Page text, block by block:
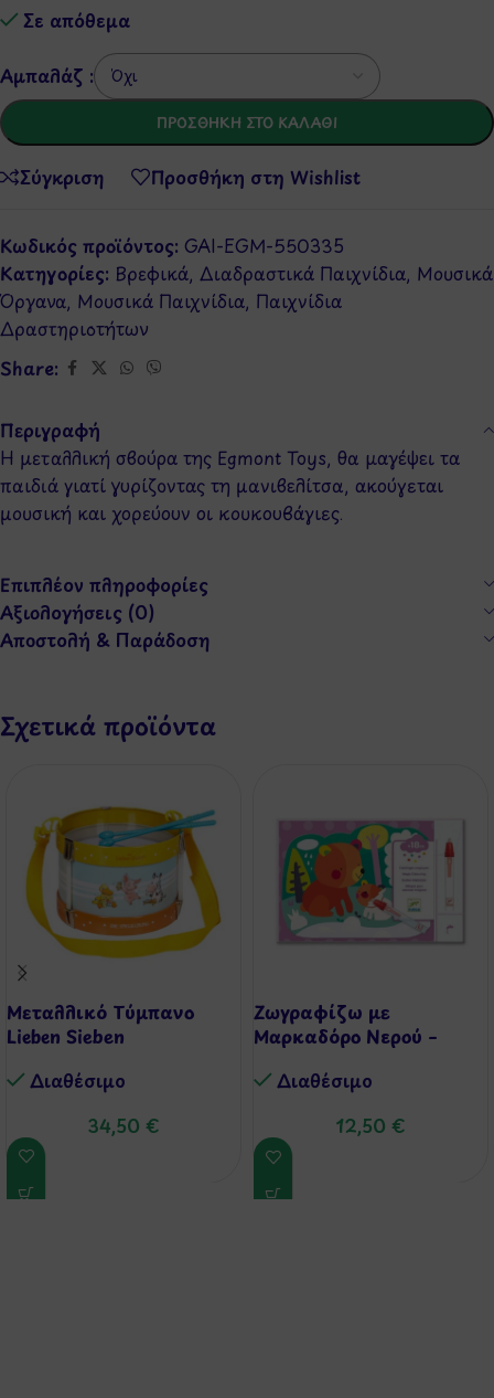
Σε απόθεμα
Αμπαλάζ :
ΠΡΟΣΘΉΚΗ ΣΤΟ ΚΑΛΆΘΙ
Σύγκριση Προσθήκη στη Wishlist
Κωδικός προϊόντος: GAI-EGM-550335
Κατηγορίες: Βρεφικά, Διαδραστικά Παιχνίδια, Μουσικά
Όργανα, Μουσικά Παιχνίδια, Παιχνίδια
Δραστηριοτήτων
Share:
Περιγραφή
Η μεταλλική σβούρα της Egmont Toys, θα μαγέψει τα
παιδιά γιατί γυρίζοντας τη μανιβελίτσα, ακούγεται
μουσική και χορεύουν οι κουκουβάγιες.
Επιπλέον πληροφορίες
Αξιολογήσεις (0)
Αποστολή & Παράδοση
Σχετικά προϊόντα
Μεταλλικό Τύμπανο
Lieben Sieben
Διαθέσιμo
34,50 €
Ζωγραφίζω με
Μαρκαδόρο Νερού –
Διαθέσιμo
12,50 €